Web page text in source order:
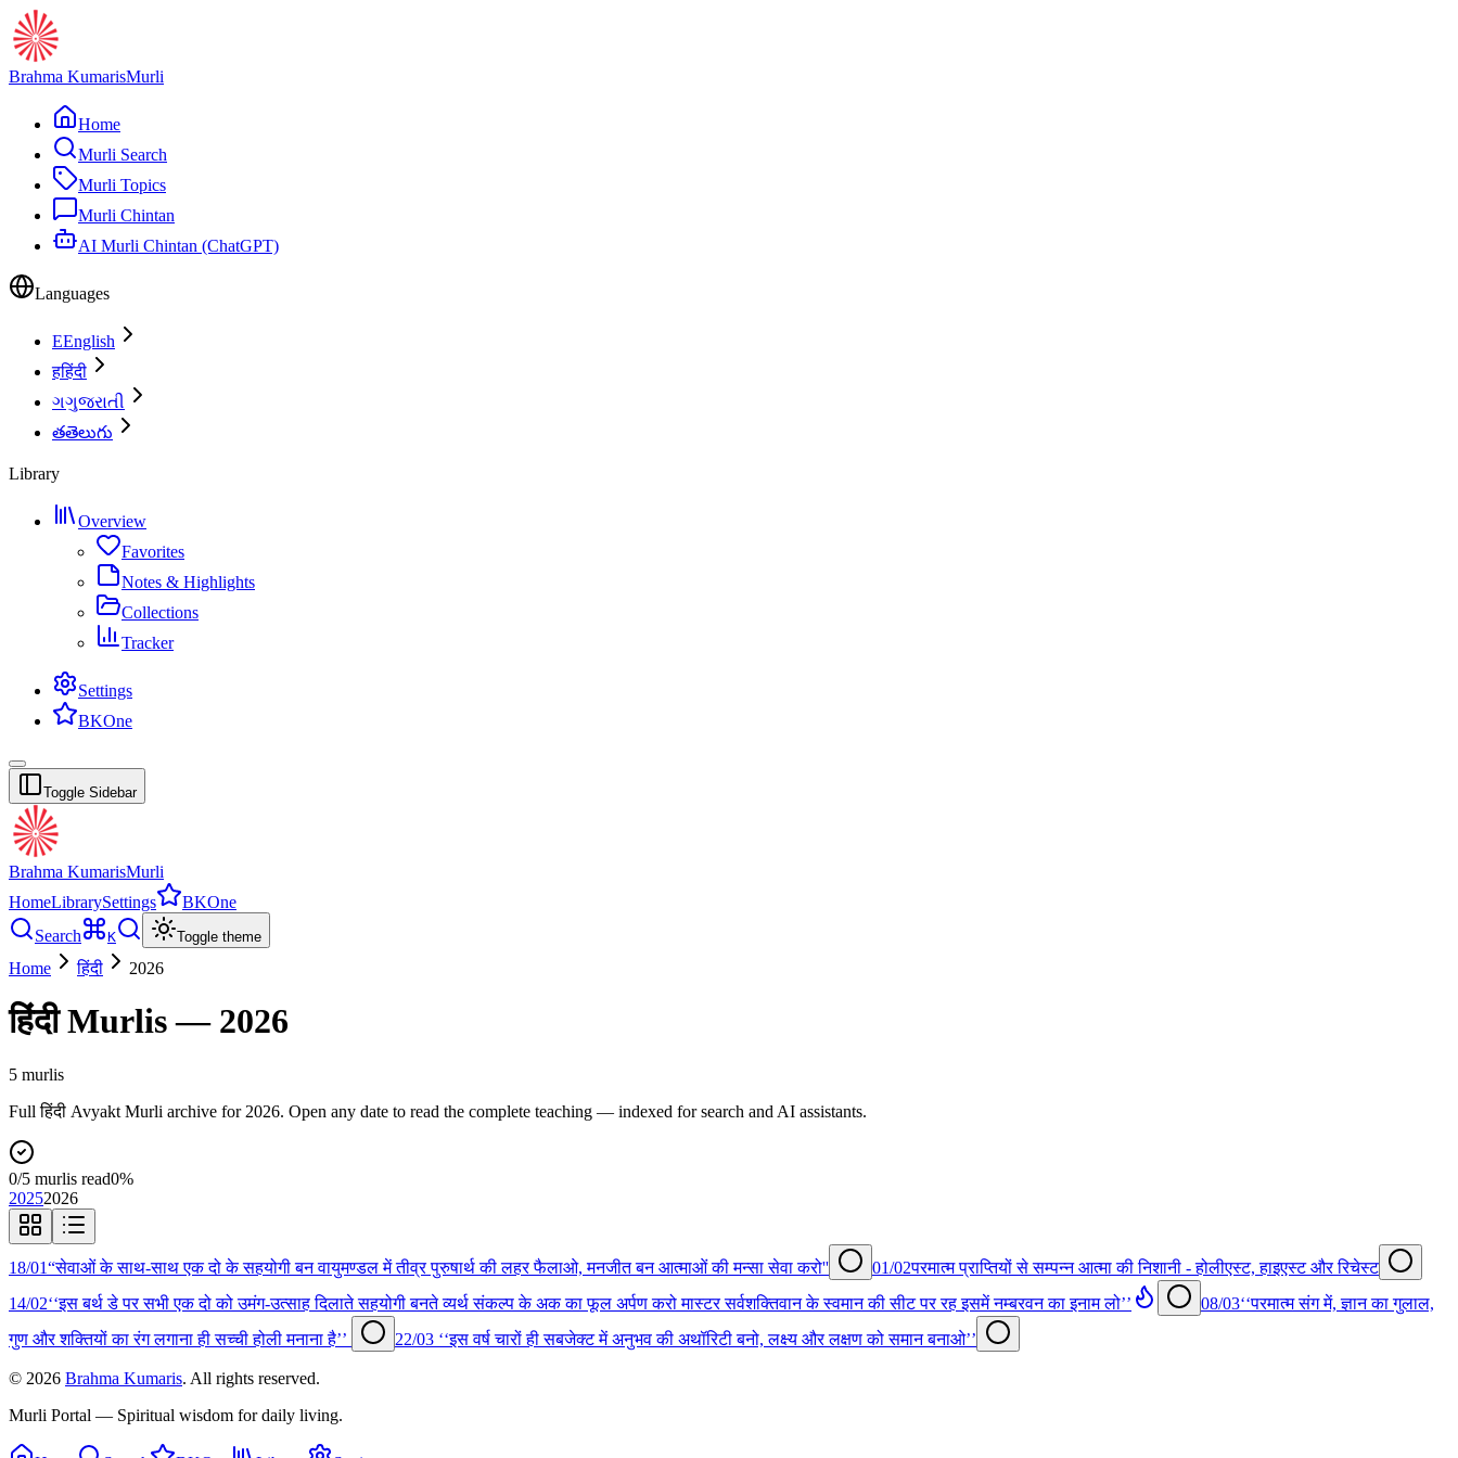
Brahma KumarisMurli
Home
Murli Search
Murli Topics
Murli Chintan
AI Murli Chintan (ChatGPT)
Languages
EEnglish
हहिंदी
ગગુજરાતી
తతెలుగు
Library
Overview
Favorites
Notes & Highlights
Collections
Tracker
Settings
BKOne
Toggle Sidebar
Brahma KumarisMurli
HomeLibrarySettings
BKOne
Search
K Toggle theme
Home हिंदी 2026
हिंदीMurlis — 2026
5 murlis
Fullहिंदी Avyakt Murli archive for 2026. Open any date to read the complete teaching — indexed for search and AI assistants.
0/5 murlis read0%
20252026
18/01“सेवाओं के साथ-साथ एक दो के सहयोगी बन वायुमण्डल में तीव्र पुरुषार्थ की लहर फैलाओ, मनजीत बन आत्माओं की मन्सा सेवा करो'' 01/02परमात्म प्राप्तियों से सम्पन्न आत्मा की निशानी - होलीएस्ट, हाइएस्ट और रिचेस्ट
14/02‘‘इस बर्थ डे पर सभी एक दो को उमंग-उत्साह दिलाते सहयोगी बनते व्यर्थ संकल्प के अक का फूल अर्पण करो मास्टर सर्वशक्तिवान के स्वमान की सीट पर रह इसमें नम्बरवन का इनाम लो’’ 08/03‘‘परमात्म संग में, ज्ञान का गुलाल,
गुण और शक्तियों का रंग लगाना ही सच्ची होली मनाना है’’
22/03 ‘‘इस वर्ष चारों ही सबजेक्ट में अनुभव की अथॉरिटी बनो, लक्ष्य और लक्षण को समान बनाओ’’
© 2026 Brahma Kumaris. All rights reserved.
Murli Portal — Spiritual wisdom for daily living.